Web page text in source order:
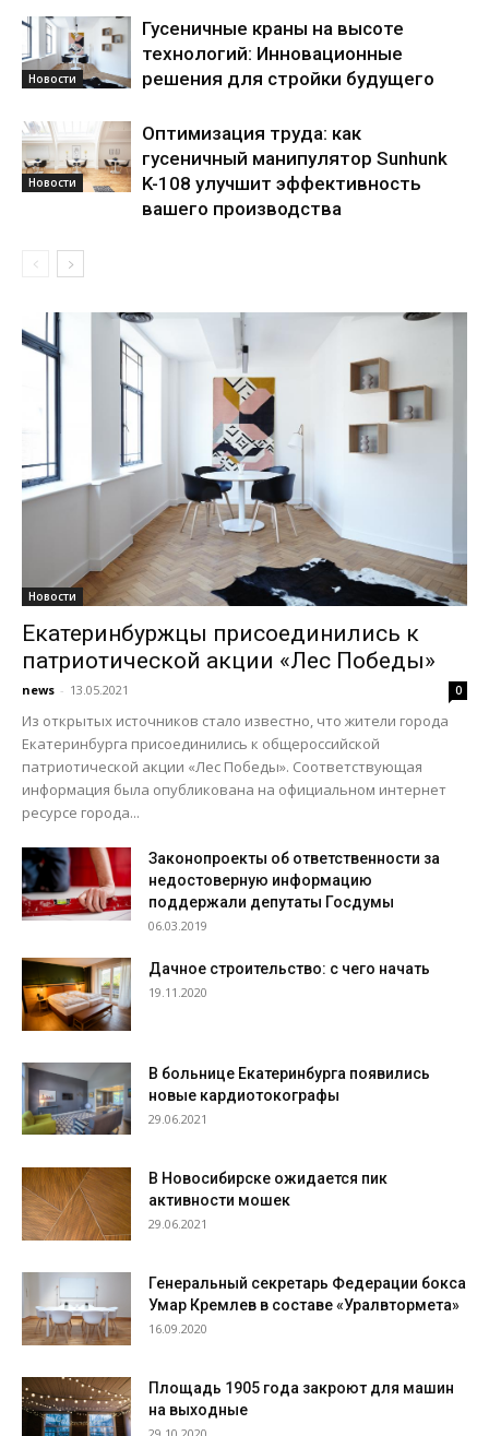
Новости
Гусеничные краны на высоте
технологий: Инновационные
решения для стройки будущего
Новости
Оптимизация труда: как
гусеничный манипулятор Sunhunk
K-108 улучшит эффективность
вашего производства
Новости
Екатеринбуржцы присоединились к
патриотической акции «Лес Победы»
news - 13.05.2021 0
Из открытых источников стало известно, что жители города
Екатеринбурга присоединились к общероссийской
патриотической акции «Лес Победы». Соответствующая
информация была опубликована на официальном интернет
ресурсе города...
Законопроекты об ответственности за
недостоверную информацию
поддержали депутаты Госдумы
06.03.2019
Дачное строительство: с чего начать
19.11.2020
В больнице Екатеринбурга появились
новые кардиотокографы
29.06.2021
В Новосибирске ожидается пик
активности мошек
29.06.2021
Генеральный секретарь Федерации бокса
Умар Кремлев в составе «Уралвтормета»
16.09.2020
Площадь 1905 года закроют для машин
на выходные